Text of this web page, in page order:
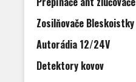
Zosilňovače Bleskoistky
Autorádia 12/24V
Detektory kovov